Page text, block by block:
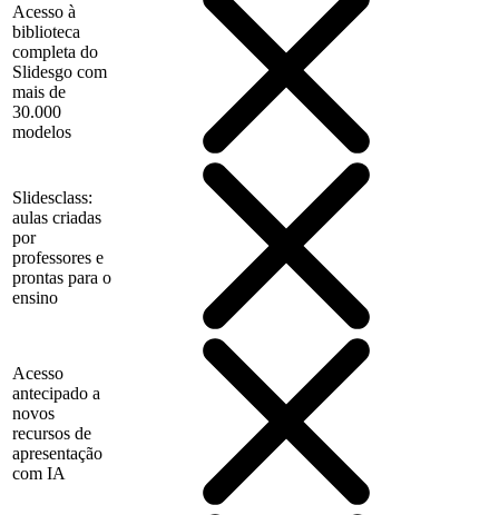
Acesso à
biblioteca
completa do
Slidesgo com
mais de
30.000
modelos
Slidesclass:
aulas criadas
por
professores e
prontas para o
ensino
Acesso
antecipado a
novos
recursos de
apresentação
com IA